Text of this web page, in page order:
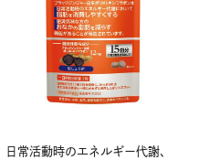
日常活動時のエネルギー代謝、